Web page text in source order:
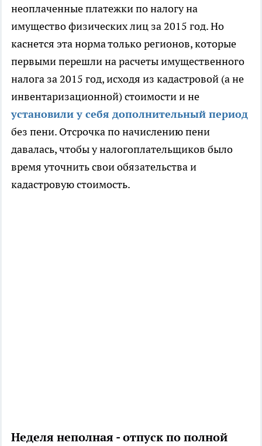
неоплаченные платежки по налогу на
имущество физических лиц за 2015 год. Но
каснется эта норма только регионов, которые
первыми перешли на расчеты имущественного
налога за 2015 год, исходя из кадастровой (а не
инвентаризационной) стоимости и не
установили у себя дополнительный период
без пени. Отсрочка по начислению пени
давалась, чтобы у налогоплательщиков было
время уточнить свои обязательства и
кадастровую стоимость.
Неделя неполная - отпуск по полной